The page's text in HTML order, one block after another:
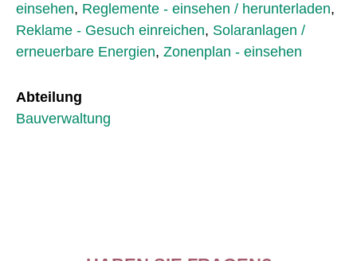
einsehen, Reglemente - einsehen / herunterladen,
Reklame - Gesuch einreichen, Solaranlagen /
erneuerbare Energien, Zonenplan - einsehen
Abteilung
Bauverwaltung